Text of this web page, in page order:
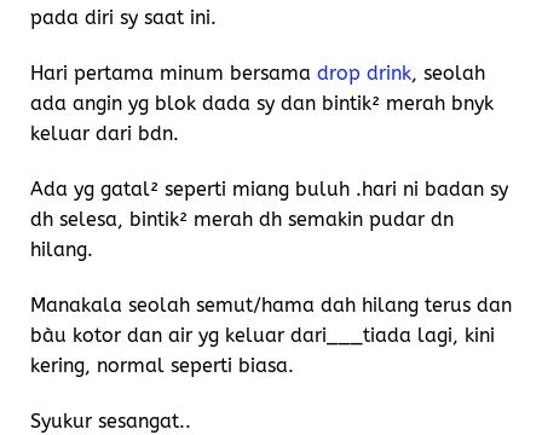
pada diri sy saat ini.
Hari pertama minum bersama drop drink, seolah
ada angin yg blok dada sy dan bintik² merah bnyk
keluar dari bdn.
Ada yg gatal² seperti miang buluh .hari ni badan sy
dh selesa, bintik² merah dh semakin pudar dn
hilang.
Manakala seolah semut/hama dah hilang terus dan
bàu kotor dan air yg keluar dari___tiada lagi, kini
kering, normal seperti biasa.
Syukur sesangat..